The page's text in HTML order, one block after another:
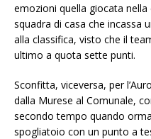
emozioni quella giocata
squadra di casa che incassa
alla classifica, visto che il
ultimo a quota sette punti.
Sconfitta, viceversa, per
dalla Murese al Comunale,
secondo tempo quando
spogliatoio con un punto a